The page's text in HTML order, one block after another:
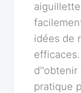
idées de
d''obtenir
pratique